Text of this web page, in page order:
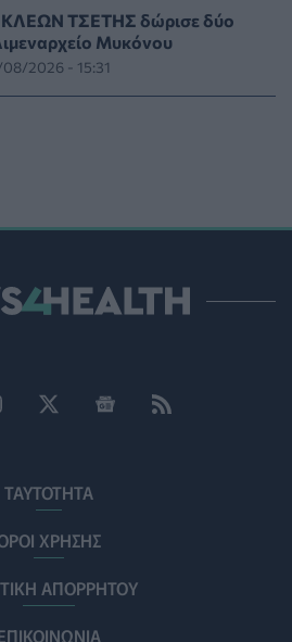
και οι επιπτώσεις της στην
με την κοινωνική
Νοσοκομείου της Κορίνθου
ντρεπόμαστε; Οι ειδικοί
ΤΣΕΤΗΣ δώρισε δύο
Μυκόνου
2026 - 15:31
ΤΑΥΤΟΤΗΤΑ
ΧΡΗΣΗΣ
ΑΠΟΡΡΗΤΟΥ